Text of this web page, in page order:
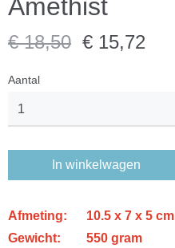
Amethist
€ 18,50 € 15,72
Aantal
In winkelwagen
Afmeting: 10.5 x 7 x 5 cm
Gewicht: 550 gram